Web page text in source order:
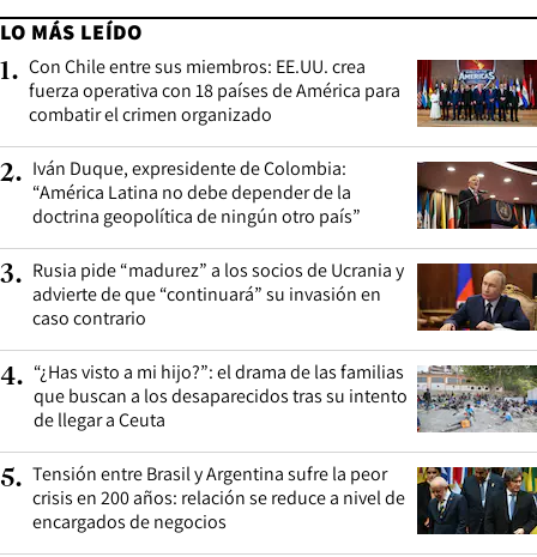
LO MÁS LEÍDO
1. Con Chile entre sus miembros: EE.UU. crea
fuerza operativa con 18 países de América para
combatir el crimen organizado
2. Iván Duque, expresidente de Colombia:
“América Latina no debe depender de la
doctrina geopolítica de ningún otro país”
3. Rusia pide “madurez” a los socios de Ucrania y
advierte de que “continuará” su invasión en
caso contrario
4. “¿Has visto a mi hijo?”: el drama de las familias
que buscan a los desaparecidos tras su intento
de llegar a Ceuta
5. Tensión entre Brasil y Argentina sufre la peor
crisis en 200 años: relación se reduce a nivel de
encargados de negocios